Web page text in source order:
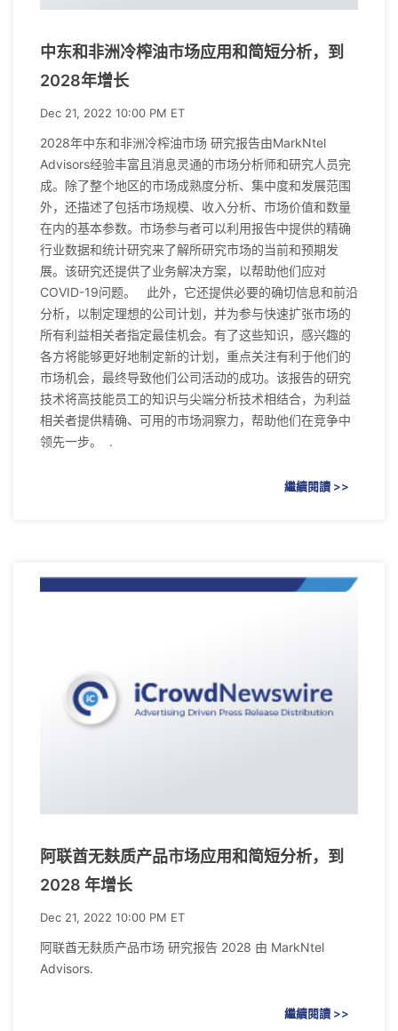
中东和非洲冷榨油市场应用和简短分析，到
2028年增长
Dec 21, 2022 10:00 PM ET
2028年中东和非洲冷榨油市场 研究报告由MarkNtel
Advisors经验丰富且消息灵通的市场分析师和研究人员完
成。除了整个地区的市场成熟度分析、集中度和发展范围
外，还描述了包括市场规模、收入分析、市场价值和数量
在内的基本参数。市场参与者可以利用报告中提供的精确
行业数据和统计研究来了解所研究市场的当前和预期发
展。该研究还提供了业务解决方案，以帮助他们应对
COVID-19问题。 此外，它还提供必要的确切信息和前沿
分析，以制定理想的公司计划，并为参与快速扩张市场的
所有利益相关者指定最佳机会。有了这些知识，感兴趣的
各方将能够更好地制定新的计划，重点关注有利于他们的
市场机会，最终导致他们公司活动的成功。该报告的研究
技术将高技能员工的知识与尖端分析技术相结合，为利益
相关者提供精确、可用的市场洞察力，帮助他们在竞争中
领先一步。 .
繼續閱讀 >>
阿联酋无麸质产品市场应用和简短分析，到
2028 年增长
Dec 21, 2022 10:00 PM ET
阿联酋无麸质产品市场 研究报告 2028 由 MarkNtel
Advisors.
繼續閱讀 >>